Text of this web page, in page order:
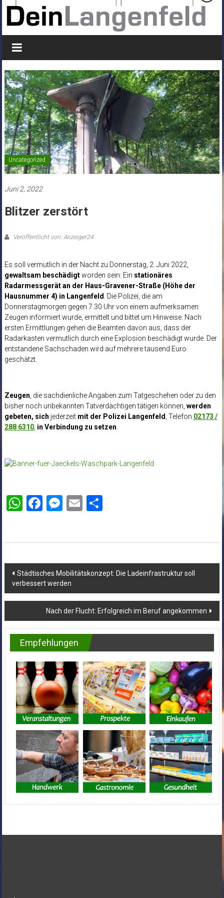
Uncategorized
Juni 2, 2022
Blitzer zerstört
Veröffentlicht von: Anzeiger24
Es soll vermutlich in der Nacht zu Donnerstag, 2. Juni 2022,
gewaltsam beschädigtworden sein: Ein stationäres
Radarmessgerät an der Haus-Gravener-Straße (Höhe der
Hausnummer 4) in Langenfeld. Die Polizei, die am
Donnerstagmorgen gegen 7.30 Uhr von einem aufmerksamen
Zeugen informiert wurde, ermittelt und bittet um Hinweise. Nach
ersten Ermittlungen gehen die Beamten davon aus, dass der
Radarkasten vermutlich durch eine Explosion beschädigt wurde. Der
entstandene Sachschaden wird auf mehrere tausend Euro
geschätzt.
Zeugen, die sachdienliche Angaben zum Tatgeschehen oder zu den
bisher noch unbekannten Tatverdächtigen tätigen können, werden
gebeten, sich jederzeit mit der Polizei Langenfeld, Telefon 02173 /
288 6310, in Verbindung zu setzen.
WhatsApp
Facebook
Messenger
EmailTeilen
Beitragsnavigation
Städtisches Mobilitätskonzept: Die Ladeinfrastruktur soll
verbessert werden
Nach der Flucht: Erfolgreich im Beruf angekommen
Empfehlungen